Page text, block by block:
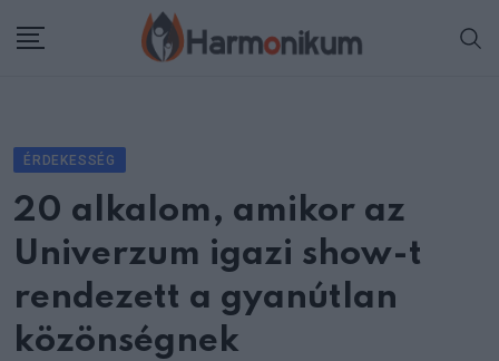
ÉRDEKESSÉG
20 alkalom, amikor az
Univerzum igazi show-t
rendezett a gyanútlan
közönségnek